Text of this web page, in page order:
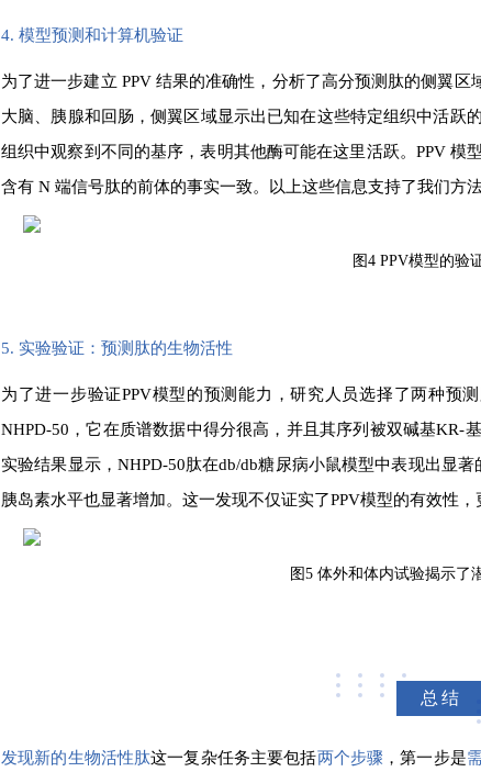
4. 模型预测和计算机验证
为了进一步建立 PPV 结果的准确性，分析了高分预测肽的侧翼
大脑、胰腺和回肠，侧翼区域显示出已知在这些特定组织中活跃
组织中观察到不同的基序，表明其他酶可能在这里活跃。PPV 模
含有 N 端信号肽的前体的事实一致。以上这些信息支持了我们方
图4 PPV模型的验
5. 实验验证：预测肽的生物活性
为了进一步验证PPV模型的预测能力，研究人员选择了两种预
NHPD-50，它在质谱数据中得分很高，并且其序列被双碱基KR-
实验结果显示，NHPD-50肽在db/db糖尿病小鼠模型中表现出显
胰岛素水平也显著增加。这一发现不仅证实了PPV模型的有效性
图5 体外和体内试验揭示了
总结
发现新的生物活性肽这一复杂任务主要包括两个步骤 ，第一步是